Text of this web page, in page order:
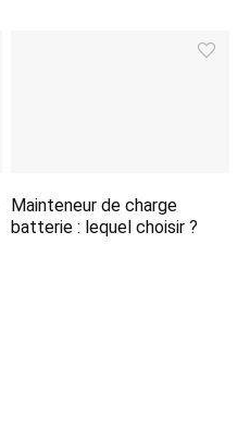
Mainteneur de charge
batterie : lequel choisir ?